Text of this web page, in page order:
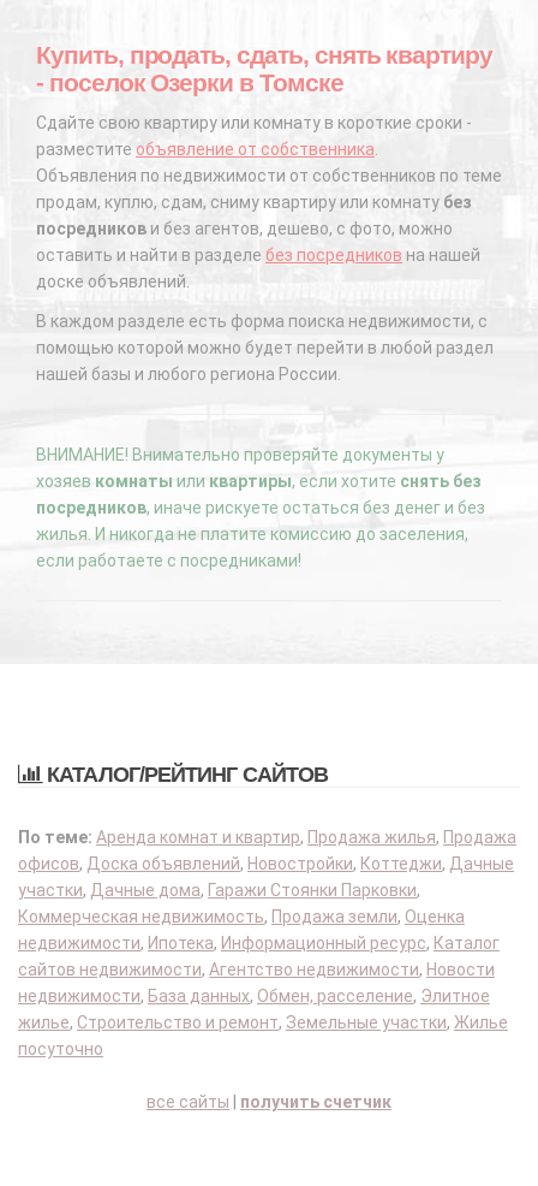
Купить, продать, сдать, снять квартиру
- поселок Озерки в Томске
Сдайте свою квартиру или комнату в короткие сроки -
разместите объявление от собственника.
Объявления по недвижимости от собственников по теме
продам, куплю, сдам, сниму квартиру или комнату без
посредников и без агентов, дешево, с фото, можно
оставить и найти в разделе без посредников на нашей
доске объявлений.
В каждом разделе есть форма поиска недвижимости, с
помощью которой можно будет перейти в любой раздел
нашей базы и любого региона России.
ВНИМАНИЕ! Внимательно проверяйте документы у
хозяев комнаты или квартиры, если хотите снять без
посредников, иначе рискуете остаться без денег и без
жилья. И никогда не платите комиссию до заселения,
если работаете с посредниками!
КАТАЛОГ/РЕЙТИНГ САЙТОВ
По теме: Аренда комнат и квартир, Продажа жилья, Продажа
офисов, Доска объявлений, Новостройки, Коттеджи, Дачные
участки, Дачные дома, Гаражи Стоянки Парковки,
Коммерческая недвижимость, Продажа земли, Оценка
недвижимости, Ипотека, Информационный ресурс, Каталог
сайтов недвижимости, Агентство недвижимости, Новости
недвижимости, База данных, Обмен, расселение, Элитное
жилье, Строительство и ремонт, Земельные участки, Жилье
посуточно
все сайты получить счетчик